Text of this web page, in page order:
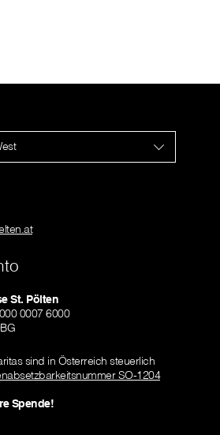
St. Pölten
0007 6000
sind in Österreich steuerlich
SO-1204
Spende!